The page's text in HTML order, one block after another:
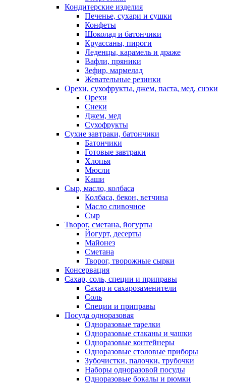
Кондитерские изделия
Печенье, сухари и сушки
Конфеты
Шоколад и батончики
Круассаны, пироги
Леденцы, карамель и драже
Вафли, пряники
Зефир, мармелад
Жевательные резинки
Орехи, сухофрукты, джем, паста, мед, снэки
Орехи
Снеки
Джем, мед
Сухофрукты
Сухие завтраки, батончики
Батончики
Готовые завтраки
Хлопья
Мюсли
Каши
Сыр, масло, колбаса
Колбаса, бекон, ветчина
Масло сливочное
Сыр
Творог, сметана, йогурты
Йогурт, десерты
Майонез
Сметана
Творог, творожные сырки
Консервация
Сахар, соль, специи и приправы
Сахар и сахарозаменители
Соль
Специи и приправы
Посуда одноразовая
Одноразовые тарелки
Одноразовые стаканы и чашки
Одноразовые контейнеры
Одноразовые столовые приборы
Зубочистки, палочки, трубочки
Наборы одноразовой посуды
Одноразовые бокалы и рюмки